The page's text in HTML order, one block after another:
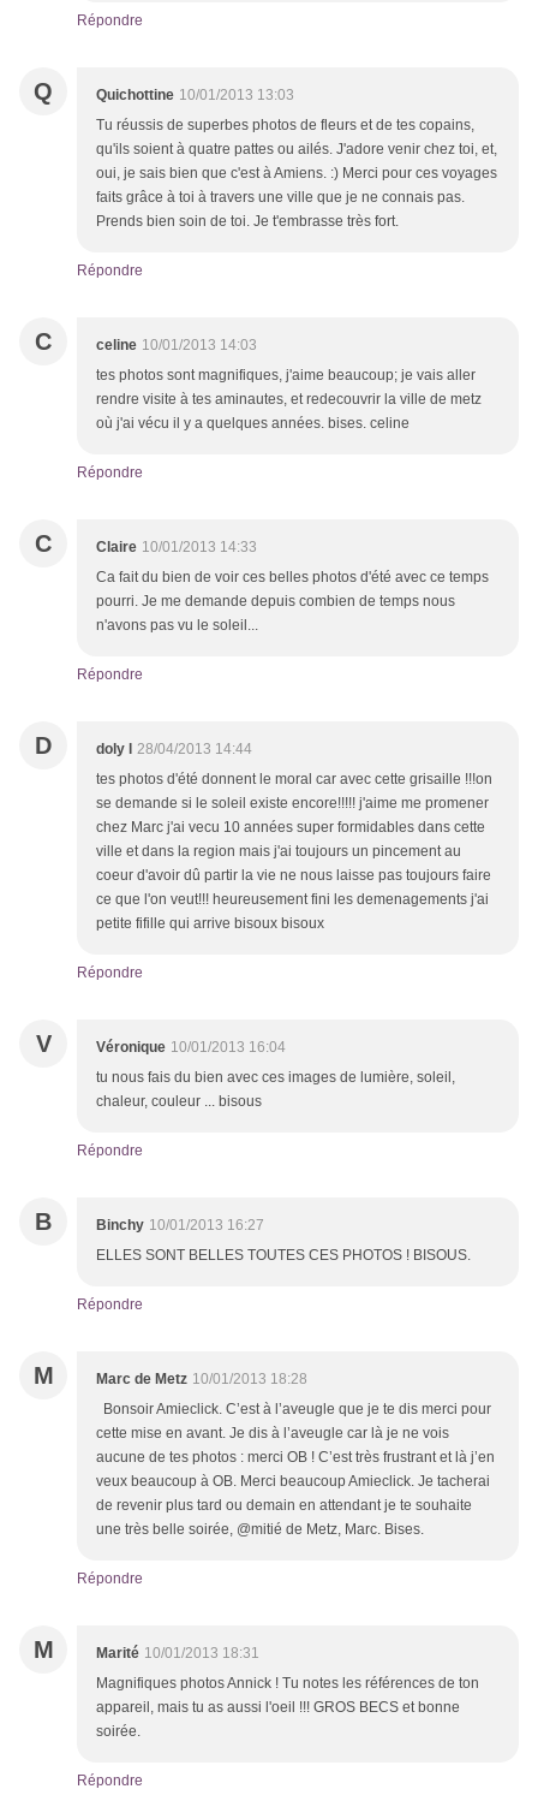
Répondre
Q Quichottine 10/01/2013 13:03
Tu réussis de superbes photos de fleurs et de tes copains,
qu'ils soient à quatre pattes ou ailés. J'adore venir chez toi, et,
oui, je sais bien que c'est à Amiens. :) Merci pour ces voyages
faits grâce à toi à travers une ville que je ne connais pas.
Prends bien soin de toi. Je t'embrasse très fort.
Répondre
C celine 10/01/2013 14:03
tes photos sont magnifiques, j'aime beaucoup; je vais aller
rendre visite à tes aminautes, et redecouvrir la ville de metz
où j'ai vécu il y a quelques années. bises. celine
Répondre
C Claire 10/01/2013 14:33
Ca fait du bien de voir ces belles photos d'été avec ce temps
pourri. Je me demande depuis combien de temps nous
n'avons pas vu le soleil...
Répondre
D doly l
28/04/2013 14:44
tes photos d'été donnent le moral car avec cette grisaille !!!on
se demande si le soleil existe encore!!!!! j'aime me promener
chez Marc j'ai vecu 10 années super formidables dans cette
ville et dans la region mais j'ai toujours un pincement au
coeur d'avoir dû partir la vie ne nous laisse pas toujours faire
ce que l'on veut!!! heureusement fini les demenagements j'ai
petite fifille qui arrive bisoux bisoux
Répondre
V Véronique 10/01/2013 16:04
tu nous fais du bien avec ces images de lumière, soleil,
chaleur, couleur ... bisous
Répondre
B Binchy 10/01/2013 16:27
ELLES SONT BELLES TOUTES CES PHOTOS ! BISOUS.
Répondre
M Marc de Metz 10/01/2013 18:28
Bonsoir Amieclick. C’est à l’aveugle que je te dis merci pour
cette mise en avant. Je dis à l’aveugle car là je ne vois
aucune de tes photos : merci OB ! C’est très frustrant et là j’en
veux beaucoup à OB. Merci beaucoup Amieclick. Je tacherai
de revenir plus tard ou demain en attendant je te souhaite
une très belle soirée, @mitié de Metz, Marc. Bises.
Répondre
M Marité 10/01/2013 18:31
Magnifiques photos Annick ! Tu notes les références de ton
appareil, mais tu as aussi l'oeil !!! GROS BECS et bonne
soirée.
Répondre